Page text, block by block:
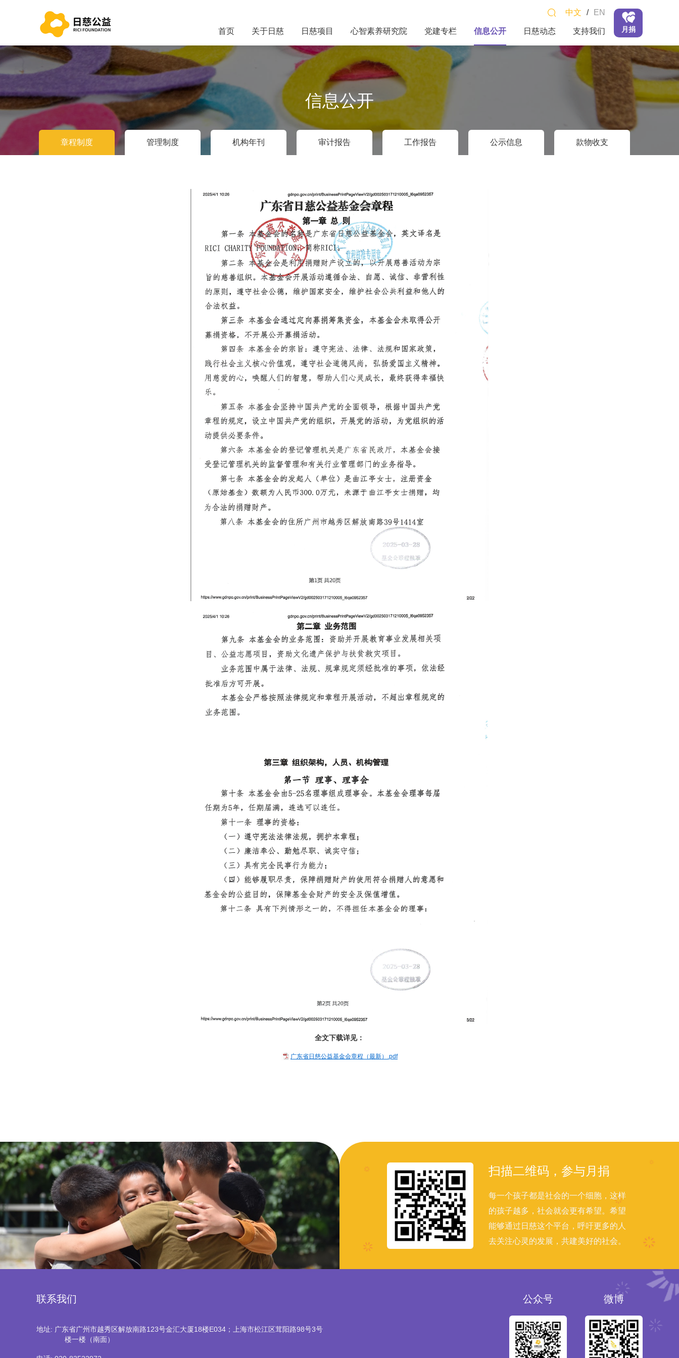
中文 / EN
首页 关于日慈 日慈项目 心智素养研究院 党建专栏 信息公开 日慈动态 支持我们 月捐
信息公开
章程制度 管理制度 机构年刊 审计报告 工作报告 公示信息 款物收支
全文下载详见：
广东省日慈公益基金会章程（最新）.pdf
扫描二维码，参与月捐
每一个孩子都是社会的一个细胞，这样
的孩子越多，社会就会更有希望。希望
能够通过日慈这个平台，呼吁更多的人
去关注心灵的发展，共建美好的社会。
联系我们
地址: 广东省广州市越秀区解放南路123号金汇大厦18楼E034；上海市松江区茸阳路98号3号
楼一楼（南面）
公众号 微博